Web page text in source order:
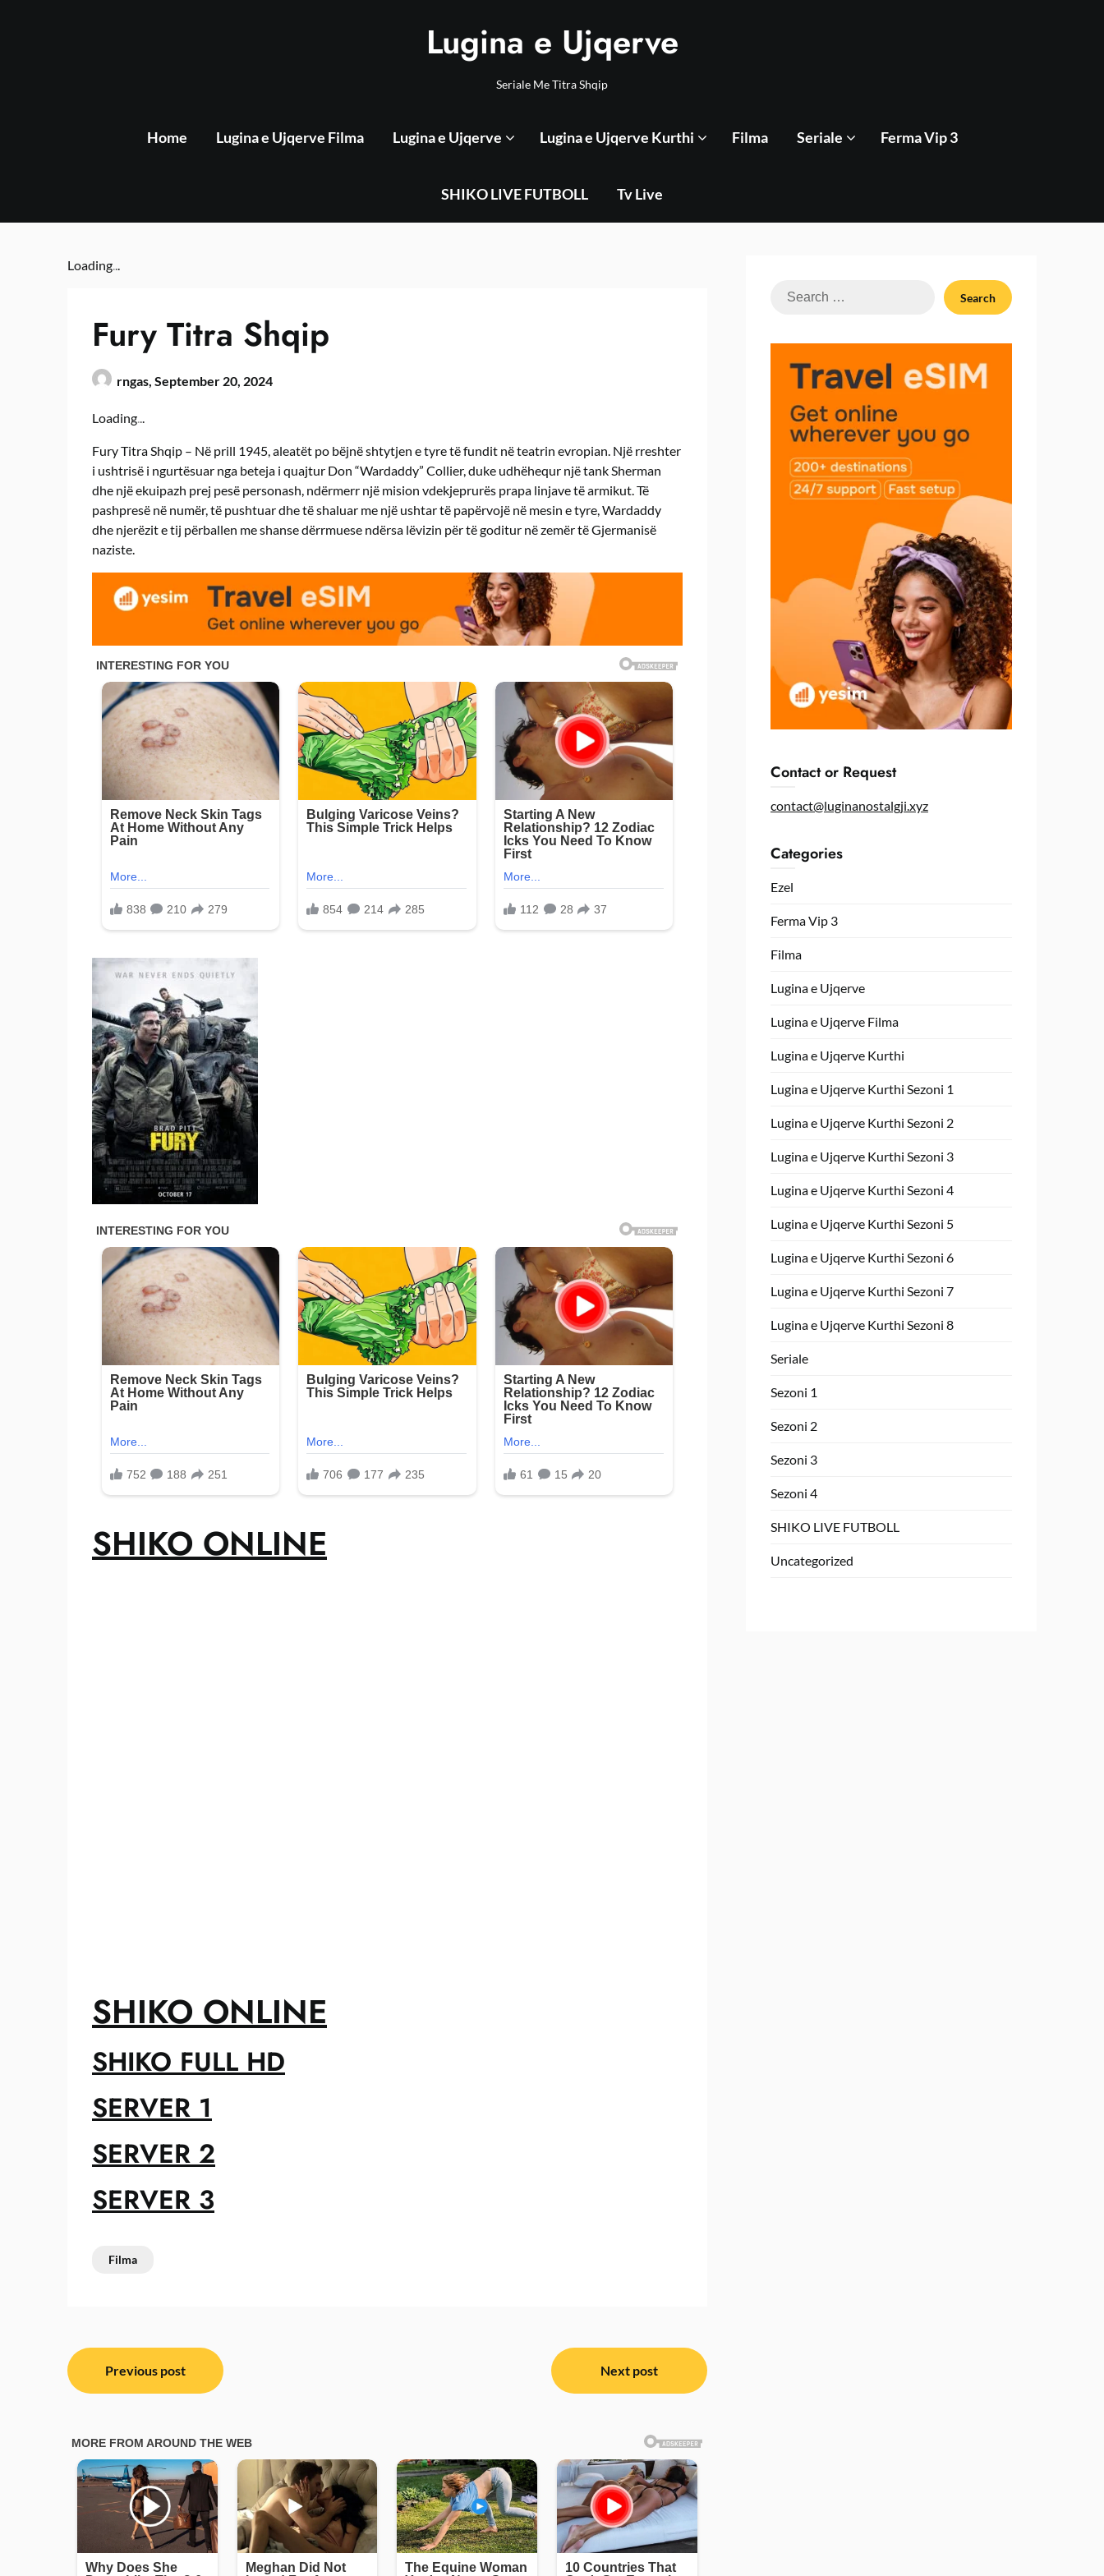
Lugina e Ujqerve
Seriale Me Titra Shqip
Home Lugina e Ujqerve Filma Lugina e Ujqerve Lugina e Ujqerve Kurthi Filma Seriale Ferma Vip 3
SHIKO LIVE FUTBOLL Tv Live
Loading...
Fury Titra Shqip
rngas, September 20, 2024
Loading...
Fury Titra Shqip – Në prill 1945, aleatët po bëjnë shtytjen e tyre të fundit në teatrin evropian. Një rreshter
i ushtrisë i ngurtësuar nga beteja i quajtur Don “Wardaddy” Collier, duke udhëhequr një tank Sherman
dhe një ekuipazh prej pesë personash, ndërmerr një mision vdekjeprurës prapa linjave të armikut. Të
pashpresë në numër, të pushtuar dhe të shaluar me një ushtar të papërvojë në mesin e tyre, Wardaddy
dhe njerëzit e tij përballen me shanse dërrmuese ndërsa lëvizin për të goditur në zemër të Gjermanisë
naziste.
SHIKO ONLINE
SHIKO ONLINE
SHIKO FULL HD
SERVER 1
SERVER 2
SERVER 3
Filma
Post
navigation
Previous post Next post
Search
Contact or Request
contact@luginanostalgji.xyz
Categories
Ezel
Ferma Vip 3
Filma
Lugina e Ujqerve
Lugina e Ujqerve Filma
Lugina e Ujqerve Kurthi
Lugina e Ujqerve Kurthi Sezoni 1
Lugina e Ujqerve Kurthi Sezoni 2
Lugina e Ujqerve Kurthi Sezoni 3
Lugina e Ujqerve Kurthi Sezoni 4
Lugina e Ujqerve Kurthi Sezoni 5
Lugina e Ujqerve Kurthi Sezoni 6
Lugina e Ujqerve Kurthi Sezoni 7
Lugina e Ujqerve Kurthi Sezoni 8
Seriale
Sezoni 1
Sezoni 2
Sezoni 3
Sezoni 4
SHIKO LIVE FUTBOLL
Uncategorized